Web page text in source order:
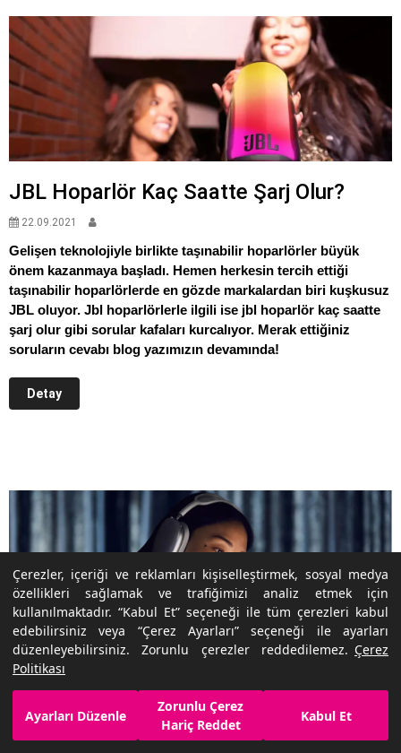
Çerezler, içeriği ve reklamları kişiselleştirmek, sosyal medya
özellikleri sağlamak ve trafiğimizi analiz etmek için
kullanılmaktadır. “Kabul Et” seçeneği ile tüm çerezleri kabul
edebilirsiniz veya “Çerez Ayarları” seçeneği ile ayarları
düzenleyebilirsiniz. Zorunlu çerezler reddedilemez. Çerez
Politikası
Ayarları Düzenle
Zorunlu Çerez
Hariç Reddet
Kabul Et
JBL Hoparlör Kaç Saatte Şarj Olur?
22.09.2021
Gelişen teknolojiyle birlikte taşınabilir hoparlörler büyük
önem kazanmaya başladı. Hemen herkesin tercih ettiği
taşınabilir hoparlörlerde en gözde markalardan biri kuşkusuz
JBL oluyor. Jbl hoparlörlerle ilgili ise jbl hoparlör kaç saatte
şarj olur gibi sorular kafaları kurcalıyor. Merak ettiğiniz
soruların cevabı blog yazımızın devamında!
Detay
Bluetooth Kulaklık Kaç Saat Şarj Edilir?
Müziğin ritmini her an yanınızda hissetmeye ne dersiniz? O
halde bluetooth kulaklıkların özel tasarımları sizi bekliyor.